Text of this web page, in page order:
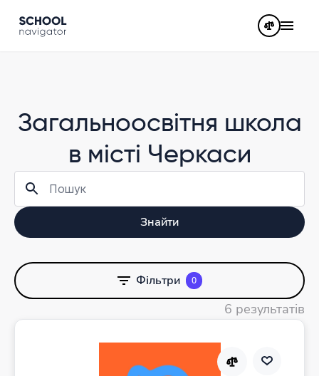
Загальноосвітня школа
в місті Черкаси
Знайти
Фільтри 0
6 результатів